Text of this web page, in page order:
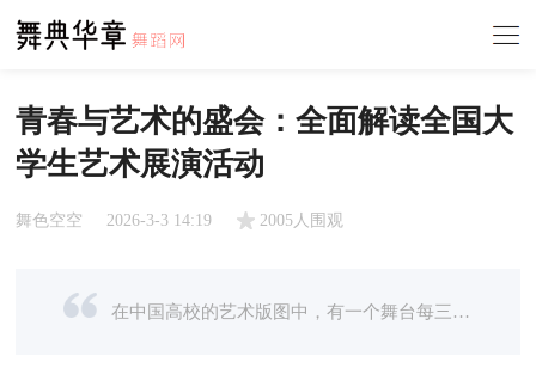
青春与艺术的盛会：全面解读全国大
学生艺术展演活动
舞色空空 2026-3-3 14:19 2005人围观
在中国高校的艺术版图中，有一个舞台每三年会点亮一次，吸引全国数百万大学生为之拼搏、为之喝彩。这就是全国大学生艺术展演活动（简称“大艺展”）。作为目前教育系统举办的规模最大、规格最高、影响最广的艺术实践 ...